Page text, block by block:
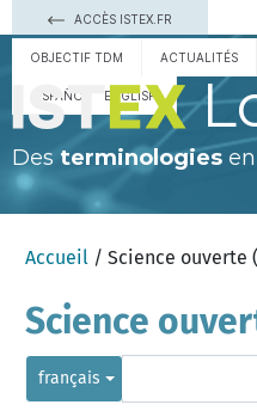
ACCÈS ISTEX.FR
OBJECTIF TDM ACTUALITÉS
ESPAÑOL ENGLISH
Des terminologies
Accueil / Science ouverte
Science
français